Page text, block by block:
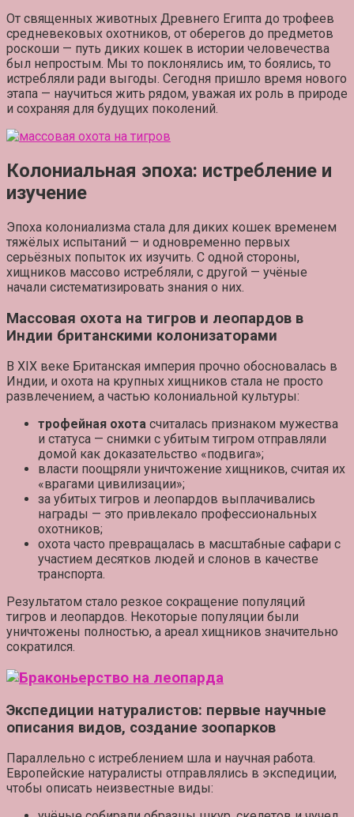
От священных животных Древнего Египта до трофеев
средневековых охотников, от оберегов до предметов
роскоши — путь диких кошек в истории человечества
был непростым. Мы то поклонялись им, то боялись, то
истребляли ради выгоды. Сегодня пришло время нового
этапа — научиться жить рядом, уважая их роль в природе
и сохраняя для будущих поколений.
Колониальная эпоха: истребление и
изучение
Эпоха колониализма стала для диких кошек временем
тяжёлых испытаний — и одновременно первых
серьёзных попыток их изучить. С одной стороны,
хищников массово истребляли, с другой — учёные
начали систематизировать знания о них.
Массовая охота на тигров и леопардов в
Индии британскими колонизаторами
В XIX веке Британская империя прочно обосновалась в
Индии, и охота на крупных хищников стала не просто
развлечением, а частью колониальной культуры:
трофейная охота считалась признаком мужества
и статуса — снимки с убитым тигром отправляли
домой как доказательство «подвига»;
власти поощряли уничтожение хищников, считая их
«врагами цивилизации»;
за убитых тигров и леопардов выплачивались
награды — это привлекало профессиональных
охотников;
охота часто превращалась в масштабные сафари с
участием десятков людей и слонов в качестве
транспорта.
Результатом стало резкое сокращение популяций
тигров и леопардов. Некоторые популяции были
уничтожены полностью, а ареал хищников значительно
сократился.
Экспедиции натуралистов: первые научные
описания видов, создание зоопарков
Параллельно с истреблением шла и научная работа.
Европейские натуралисты отправлялись в экспедиции,
чтобы описать неизвестные виды: